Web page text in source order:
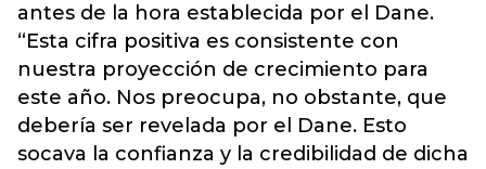
antes de la hora establecida por el Dane.
“Esta cifra positiva es consistente con
nuestra proyección de crecimiento para
este año. Nos preocupa, no obstante, que
debería ser revelada por el Dane. Esto
socava la confianza y la credibilidad de dicha